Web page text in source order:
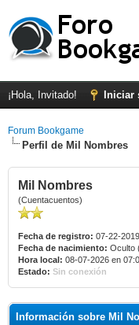
¡Hola, Invitado! Iniciar
Forum Bookgame
Perfil de Mil Nombres
Mil Nombres
(Cuentacuentos)
Fecha de registro: 07-22-2019
Fecha de nacimiento: Oculto
Hora local: 08-07-2026 en
Estado: Sin conexión
Información sobre Mil